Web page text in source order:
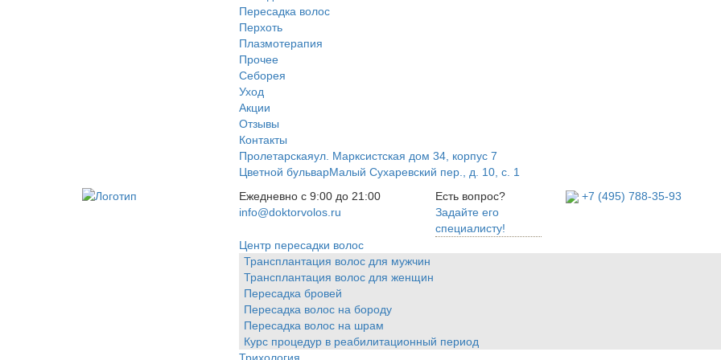
Пересадка волос
Перхоть
Плазмотерапия
Прочее
Себорея
Уход
Акции
Отзывы
Контакты
Пролетарскаяул. Марксистская дом 34, корпус 7
Цветной бульварМалый Сухаревский пер., д. 10, с. 1
Ежедневно с 9:00 до 21:00
info@doktorvolos.ru
Есть вопрос?
Задайте его
специалисту!
+7 (495) 788-35-93
Центр пересадки волос
Трансплантация волос для мужчин
Трансплантация волос для женщин
Пересадка бровей
Пересадка волос на бороду
Пересадка волос на шрам
Курс процедур в реабилитационный период